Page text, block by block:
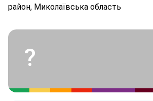
район, Миколаївська область
?